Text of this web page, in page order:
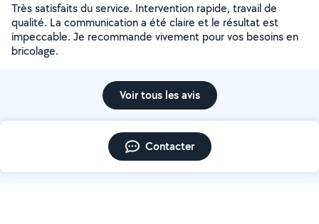
Très satisfaits du service. Intervention rapide, travail de
qualité. La communication a été claire et le résultat est
impeccable. Je recommande vivement pour vos besoins en
bricolage.
Voir tous les avis
Contacter